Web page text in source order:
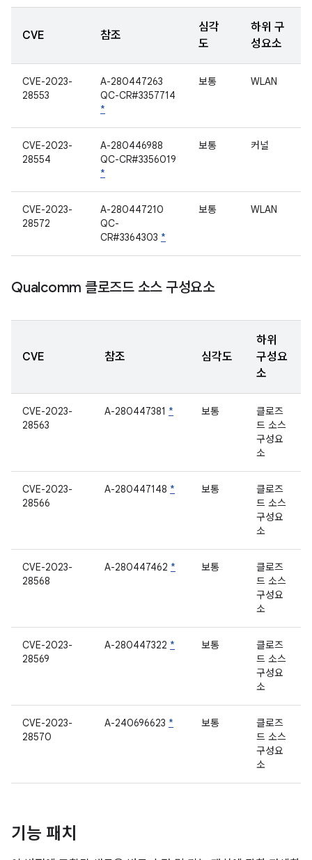
CVE 참조
심각
도
하위 구
성요소
CVE-2023-
28553
A-280447263
QC-CR#3357714
*
보통 WLAN
CVE-2023-
28554
A-280446988
QC-CR#3356019
*
보통 커널
CVE-2023-
28572
A-280447210
QC-
CR#3364303 *
보통 WLAN
Qualcomm 클로즈드 소스 구성요소
CVE 참조 심각도
하위
구성요
소
CVE-2023-
28563
A-280447381 * 보통
클로즈
드 소스
구성요
소
CVE-2023-
28566
A-280447148 * 보통
클로즈
드 소스
구성요
소
CVE-2023-
28568
A-280447462 * 보통
클로즈
드 소스
구성요
소
CVE-2023-
28569
A-280447322 * 보통
클로즈
드 소스
구성요
소
CVE-2023-
28570
A-240696623 * 보통
클로즈
드 소스
구성요
소
기능 패치